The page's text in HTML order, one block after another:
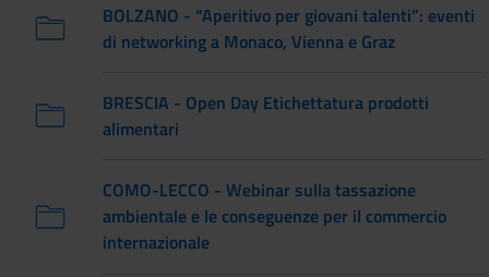
BOLZANO - “Aperitivo per giovani talenti”: eventi
di networking a Monaco, Vienna e Graz
BRESCIA - Open Day Etichettatura prodotti
alimentari
COMO-LECCO - Webinar sulla tassazione
ambientale e le conseguenze per il commercio
internazionale